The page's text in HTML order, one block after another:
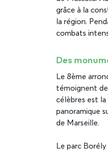
grâce à la
la région.
combats
Des
Le 8ème
témoignent de
célèbres est la
panoramique
de Marseille.
Le parc